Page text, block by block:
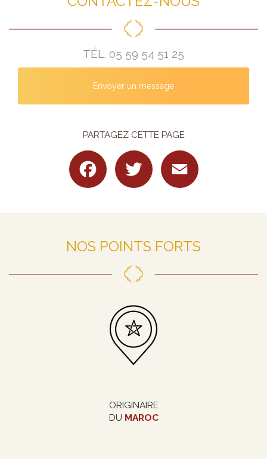
TÉL. 05 59 54 51 25
Envoyer un message
PARTAGEZ CETTE PAGE
Facebook Twitter
NOS POINTS FORTS
ORIGINAIRE
DU MAROC